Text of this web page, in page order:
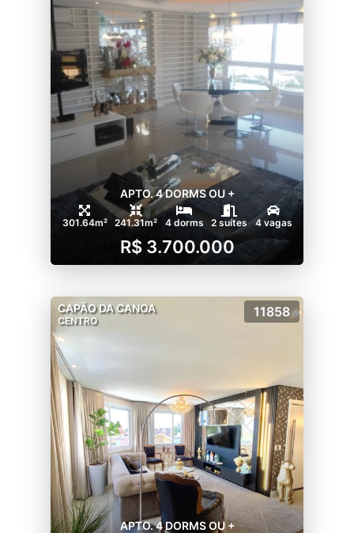
APTO. 4 DORMS OU +
301.64m² 241.31m² 4 dorms 2 suítes 4 vagas
R$ 3.700.000
CAPÃO DA CANOA
CENTRO
11858
APTO. 4 DORMS OU +